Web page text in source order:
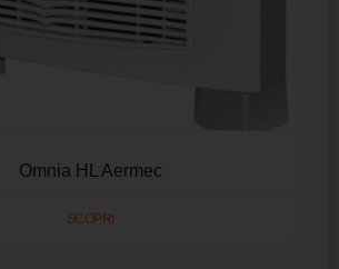
Omnia HL Aermec
SCOPRI